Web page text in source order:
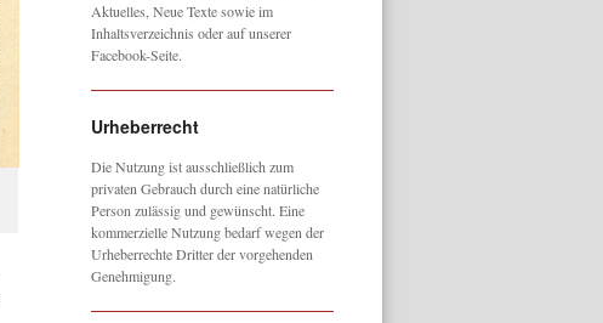
Aktuelles, Neue Texte sowie im
Inhaltsverzeichnis oder auf unserer
Facebook-Seite.
Urheberrecht
Die Nutzung ist ausschließlich zum
privaten Gebrauch durch eine natürliche
Person zulässig und gewünscht. Eine
kommerzielle Nutzung bedarf wegen der
Urheberrechte Dritter der vorgehenden
Genehmigung.